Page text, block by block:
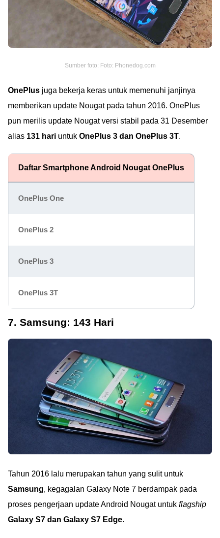
Sumber foto: Foto: Phonedog.com
OnePlus juga bekerja keras untuk memenuhi janjinya
memberikan update Nougat pada tahun 2016. OnePlus
pun merilis update Nougat versi stabil pada 31 Desember
alias 131 hari untuk OnePlus 3 dan OnePlus 3T.
Daftar Smartphone Android Nougat OnePlus
OnePlus One
OnePlus 2
OnePlus 3
OnePlus 3T
7. Samsung: 143 Hari
Tahun 2016 lalu merupakan tahun yang sulit untuk
Samsung, kegagalan Galaxy Note 7 berdampak pada
proses pengerjaan update Android Nougat untuk flagship
Galaxy S7 dan Galaxy S7 Edge.